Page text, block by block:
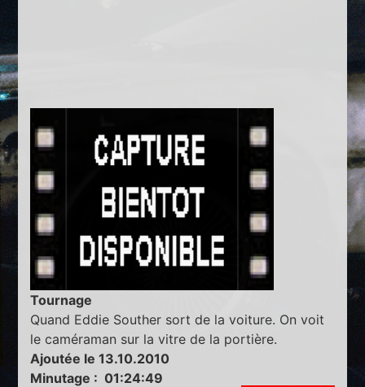
Tournage
Quand Eddie Souther sort de la voiture. On voit
le caméraman sur la vitre de la portière.
Ajoutée le 13.10.2010
Minutage : 01:24:49